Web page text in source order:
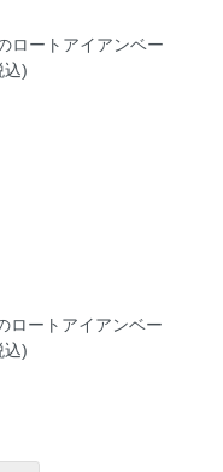
ロートアイアンベー
込)
ロートアイアンベー
込)